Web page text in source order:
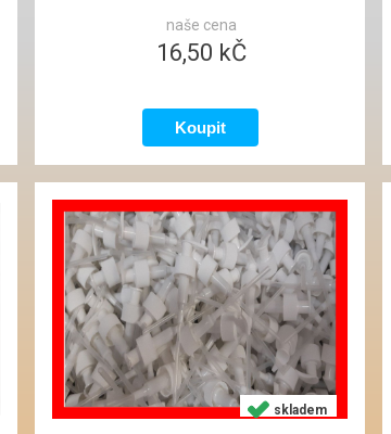
naše cena
16,50 kČ
skladem